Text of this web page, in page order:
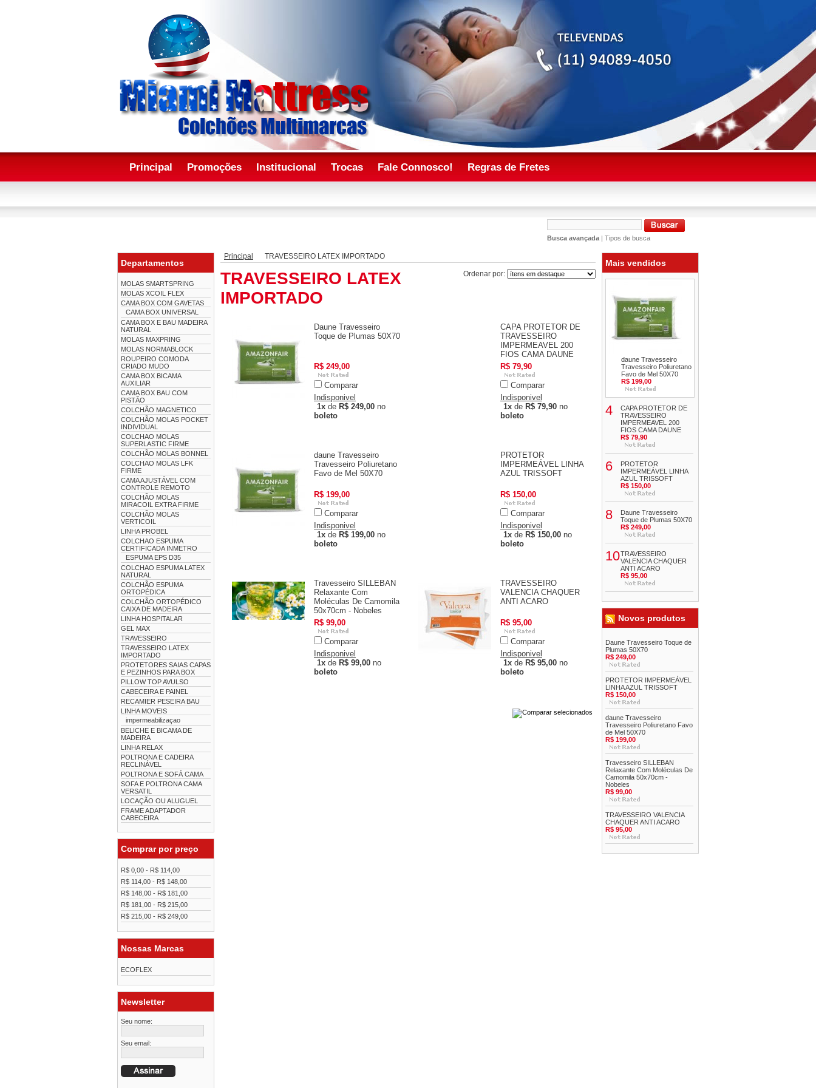
Principal Promoções Institucional Trocas Fale Connosco! Regras de Fretes
Busca avançada | Tipos de busca
Departamentos
MOLAS SMARTSPRING
MOLAS XCOIL FLEX
CAMA BOX COM GAVETAS
CAMA BOX UNIVERSAL
CAMA BOX E BAU MADEIRA
NATURAL
MOLAS MAXPRING
MOLAS NORMABLOCK
ROUPEIRO COMODA
CRIADO MUDO
CAMA BOX BICAMA
AUXILIAR
CAMA BOX BAU COM
PISTÃO
COLCHÃO MAGNETICO
COLCHÃO MOLAS POCKET
INDIVIDUAL
COLCHAO MOLAS
SUPERLASTIC FIRME
COLCHÃO MOLAS BONNEL
COLCHAO MOLAS LFK
FIRME
CAMA AJUSTÁVEL COM
CONTROLE REMOTO
COLCHÃO MOLAS
MIRACOIL EXTRA FIRME
COLCHÃO MOLAS
VERTICOIL
LINHA PROBEL
COLCHAO ESPUMA
CERTIFICADA INMETRO
ESPUMA EPS D35
COLCHAO ESPUMA LATEX
NATURAL
COLCHÃO ESPUMA
ORTOPÉDICA
COLCHÃO ORTOPÉDICO
CAIXA DE MADEIRA
LINHA HOSPITALAR
GEL MAX
TRAVESSEIRO
TRAVESSEIRO LATEX
IMPORTADO
PROTETORES SAIAS CAPAS
E PEZINHOS PARA BOX
PILLOW TOP AVULSO
CABECEIRA E PAINEL
RECAMIER PESEIRA BAU
LINHA MOVEIS
impermeabilizaçao
BELICHE E BICAMA DE
MADEIRA
LINHA RELAX
POLTRONA E CADEIRA
RECLINÁVEL
POLTRONA E SOFÁ CAMA
SOFA E POLTRONA CAMA
VERSATIL
LOCAÇÃO OU ALUGUEL
FRAME ADAPTADOR
CABECEIRA
Comprar por preço
R$ 0,00 - R$ 114,00
R$ 114,00 - R$ 148,00
R$ 148,00 - R$ 181,00
R$ 181,00 - R$ 215,00
R$ 215,00 - R$ 249,00
Nossas Marcas
ECOFLEX
Newsletter
Seu nome:
Seu email:
Principal TRAVESSEIRO LATEX IMPORTADO
Ordenar por:
TRAVESSEIRO LATEX
IMPORTADO
Daune Travesseiro
Toque de Plumas 50X70
R$ 249,00
Comparar
Indisponivel
1x de R$ 249,00 no
boleto
CAPA PROTETOR DE
TRAVESSEIRO
IMPERMEAVEL 200
FIOS CAMA DAUNE
R$ 79,90
Comparar
Indisponivel
1x de R$ 79,90 no
boleto
daune Travesseiro
Travesseiro Poliuretano
Favo de Mel 50X70
R$ 199,00
Comparar
Indisponivel
1x de R$ 199,00 no
boleto
PROTETOR
IMPERMEÁVEL LINHA
AZUL TRISSOFT
R$ 150,00
Comparar
Indisponivel
1x de R$ 150,00 no
boleto
Travesseiro SILLEBAN
Relaxante Com
Moléculas De Camomila
50x70cm - Nobeles
R$ 99,00
Comparar
Indisponivel
1x de R$ 99,00 no
boleto
TRAVESSEIRO
VALENCIA CHAQUER
ANTI ACARO
R$ 95,00
Comparar
Indisponivel
1x de R$ 95,00 no
boleto
Mais vendidos
daune Travesseiro
Travesseiro Poliuretano
Favo de Mel 50X70
R$ 199,00
4
CAPA PROTETOR DE
TRAVESSEIRO
IMPERMEAVEL 200
FIOS CAMA DAUNE
R$ 79,90
6
PROTETOR
IMPERMEÁVEL LINHA
AZUL TRISSOFT
R$ 150,00
8
Daune Travesseiro
Toque de Plumas 50X70
R$ 249,00
10TRAVESSEIRO
VALENCIA CHAQUER
ANTI ACARO
R$ 95,00
Novos produtos
Daune Travesseiro Toque de
Plumas 50X70
R$ 249,00
PROTETOR IMPERMEÁVEL
LINHA AZUL TRISSOFT
R$ 150,00
daune Travesseiro
Travesseiro Poliuretano Favo
de Mel 50X70
R$ 199,00
Travesseiro SILLEBAN
Relaxante Com Moléculas De
Camomila 50x70cm -
Nobeles
R$ 99,00
TRAVESSEIRO VALENCIA
CHAQUER ANTI ACARO
R$ 95,00